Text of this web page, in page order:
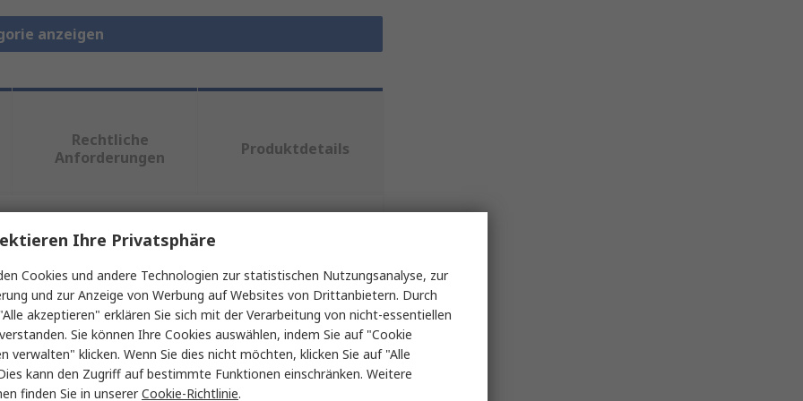
anzeigen
Rechtliche
Anforderungen
Produktdetails
oder mehrere Eigenschaften auswählen.
Wert
MikroElektronika
Entwicklungstool Sensor
Beschleunigungssensor
Ihre Privatsphäre
Cookies und andere Technologien zur statistischen Nutzungsanalyse, zur
und zur Anzeige von Werbung auf Websites von Drittanbietern. Durch
akzeptieren" erklären Sie sich mit der Verarbeitung von nicht-essentiellen
Sie können Ihre Cookies auswählen, indem Sie auf "Cookie
verwalten" klicken. Wenn Sie dies nicht möchten, klicken Sie auf "Alle
kann den Zugriff auf bestimmte Funktionen einschränken. Weitere
finden Sie in unsererCookie-Richtlinie.